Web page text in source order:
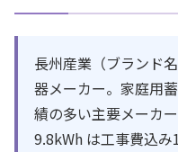
長州産業（ブランド
器メーカー。家庭用
績の多い主要メーカ
9.8kWh は工事費込